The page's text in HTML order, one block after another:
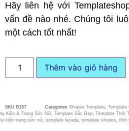
Hãy liên hệ với
vấn đề nào nhé. Chúng tôi
một cách tốt nhất!
Thêm vào giỏ hàng
SKU B157 Categories Shopee Template Template
Kiện & Trang Sức Nữ Template Sắc Đẹp Template Thời
kiện trang sức nữ template lazada template shopee thời